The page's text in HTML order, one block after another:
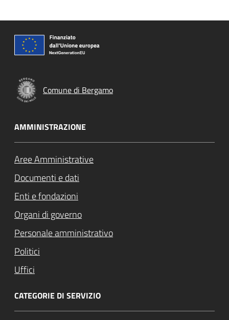
Comune di Bergamo
AMMINISTRAZIONE
Aree Amministrative
Documenti e dati
Enti e fondazioni
Organi di governo
Personale amministrativo
Politici
Uffici
CATEGORIE DI SERVIZIO